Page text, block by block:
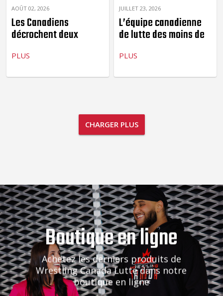
AOÛT 02, 2026
Les Canadiens
décrochent deux
Championnats...
PLUS
JUILLET 23, 2026
L’équipe canadienne
de lutte des moins de
PLUS
CHARGER PLUS
Boutique en ligne
Achetez les derniers produits de
Wrestling Canada Lutte dans notre
boutique en ligne